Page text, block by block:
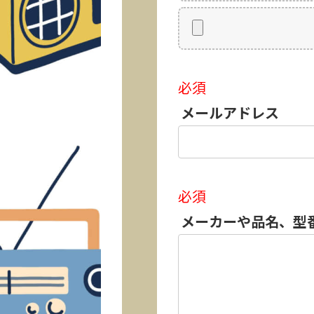
必須
メールアドレス
必須
メーカーや品名、型